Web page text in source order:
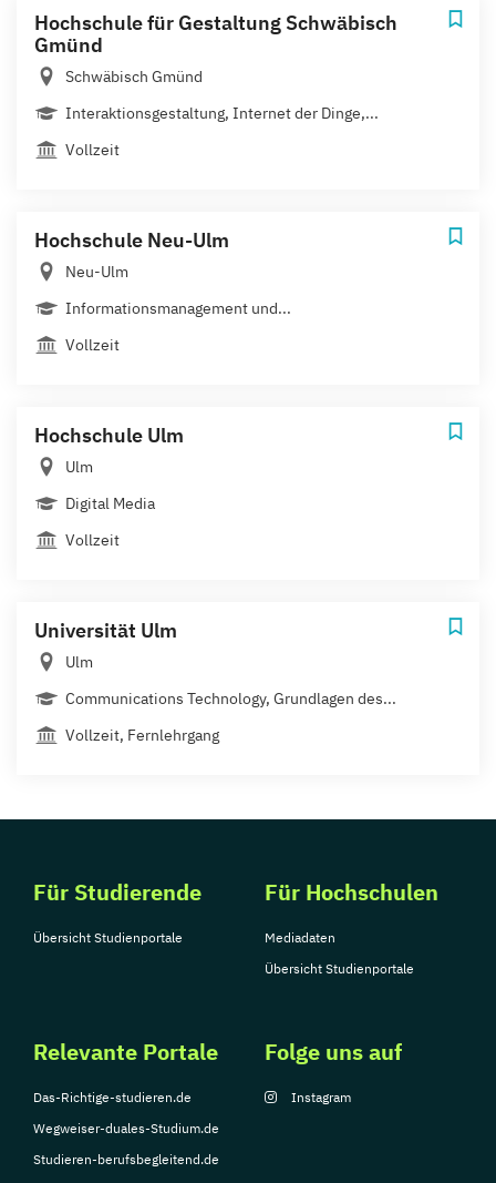
Hochschule für Gestaltung Schwäbisch
Gmünd
Schwäbisch Gmünd
Interaktionsgestaltung, Internet der Dinge,...
Vollzeit
Hochschule Neu-Ulm
Neu-Ulm
Informationsmanagement und...
Vollzeit
Hochschule Ulm
Ulm
Digital Media
Vollzeit
Universität Ulm
Ulm
Communications Technology, Grundlagen des...
Vollzeit, Fernlehrgang
Für Studierende
Übersicht Studienportale
Für Hochschulen
Mediadaten
Übersicht Studienportale
Relevante Portale
Das-Richtige-studieren.de
Wegweiser-duales-Studium.de
Studieren-berufsbegleitend.de
Folge uns auf
Instagram